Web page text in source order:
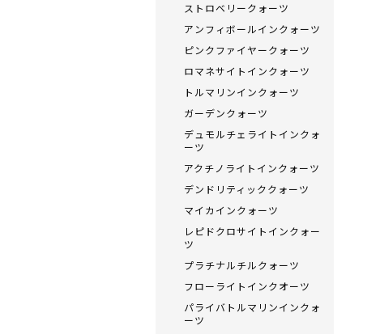
ストロベリークォーツ
アンフィボールインクォーツ
ピンクファイヤークォーツ
ロマネサイトインクォーツ
トルマリンインクォーツ
ガーデンクォーツ
デュモルチェライトインクォ
ーツ
アクチノライトインクォーツ
デンドリティッククォーツ
マイカインクォーツ
レピドクロサイトインクォー
ツ
プラチナルチルクォーツ
フローライトインクオーツ
パライバトルマリンインクォ
ーツ